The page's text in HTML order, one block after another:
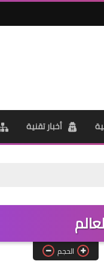
أخبار تقنية
الحجم